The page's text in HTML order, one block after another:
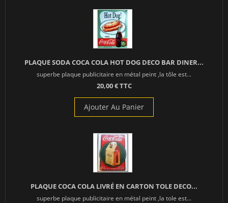
PLAQUE SODA COCA COLA HOT DOG DECO BAR DINER...
superbe plaque publicitaire en métal peint ,la tôle est...
20,00 € TTC
Ajouter Au Panier
PLAQUE COCA COLA LIVRÉ EN CARTON TOLE DECO...
superbe plaque publicitaire en métal peint ,la tole est...